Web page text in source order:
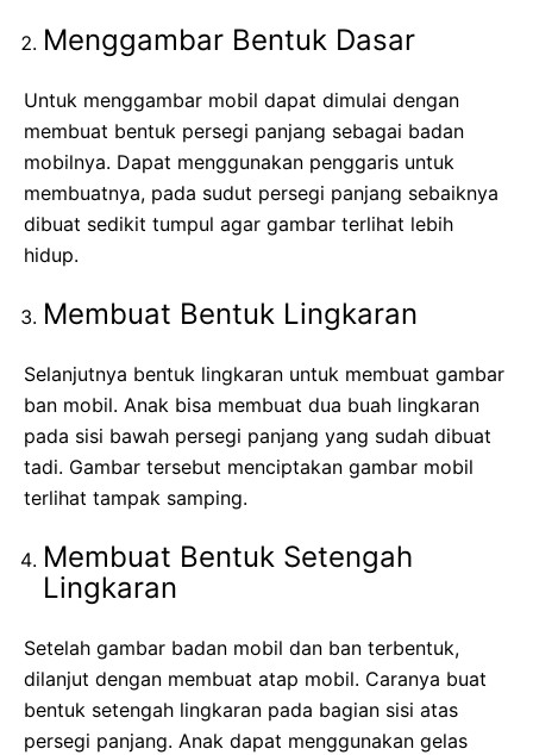
Menggambar Bentuk Dasar
Untuk menggambar mobil dapat dimulai dengan
membuat bentuk persegi panjang sebagai badan
mobilnya. Dapat menggunakan penggaris untuk
membuatnya, pada sudut persegi panjang sebaiknya
dibuat sedikit tumpul agar gambar terlihat lebih
hidup.
Membuat Bentuk Lingkaran
Selanjutnya bentuk lingkaran untuk membuat gambar
ban mobil. Anak bisa membuat dua buah lingkaran
pada sisi bawah persegi panjang yang sudah dibuat
tadi. Gambar tersebut menciptakan gambar mobil
terlihat tampak samping.
Membuat Bentuk Setengah
Lingkaran
Setelah gambar badan mobil dan ban terbentuk,
dilanjut dengan membuat atap mobil. Caranya buat
bentuk setengah lingkaran pada bagian sisi atas
persegi panjang. Anak dapat menggunakan gelas